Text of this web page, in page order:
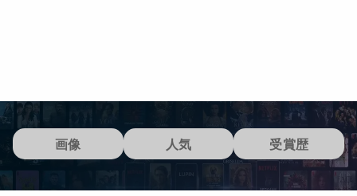
画像 人気 受賞歴